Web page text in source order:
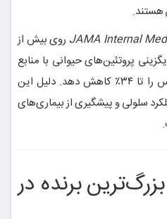
هستند.
JAMA Internal روی بیش از
جایگزینی پروتئین‌های حیوانی با منابع
گیاهی می‌تواند خطر مرگ زودرس را تا ۳۴٪ کاهش دهد. دلیل این
سلولی و پیشگیری از بیماری‌های
برنده در